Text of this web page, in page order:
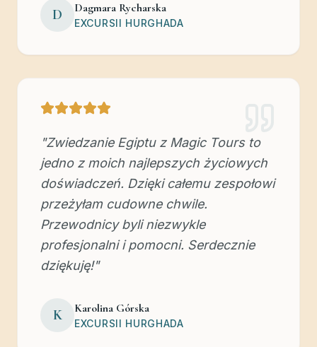
D Dagmara Rycharska
EXCURSII HURGHADA
"Zwiedzanie Egiptu z Magic Tours to
jedno z moich najlepszych życiowych
doświadczeń. Dzięki całemu zespołowi
przeżyłam cudowne chwile.
Przewodnicy byli niezwykle
profesjonalni i pomocni. Serdecznie
dziękuję!"
K Karolina Górska
EXCURSII HURGHADA